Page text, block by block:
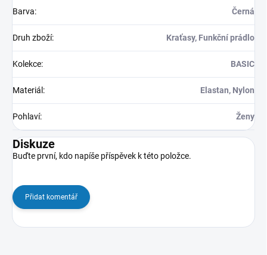
Barva: Černá
Druh zboží: Kraťasy, Funkční prádlo
Kolekce: BASIC
Materiál : Elastan, Nylon
Pohlaví: Ženy
Diskuze
Buďte první, kdo napíše příspěvek k této položce.
Přidat komentář